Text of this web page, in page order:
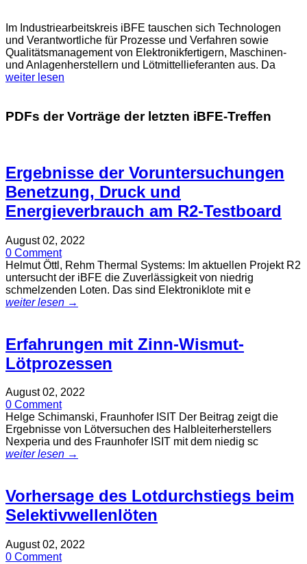
Im Industriearbeitskreis iBFE tauschen sich Technologen
und Verantwortliche für Prozesse und Verfahren sowie
Qualitätsmanagement von Elektronikfertigern, Maschinen-
und Anlagenherstellern und Lötmittellieferanten aus. Da
weiter lesen
PDFs der Vorträge der letzten iBFE-Treffen
Ergebnisse der Voruntersuchungen
Benetzung, Druck und
Energieverbrauch am R2-Testboard
August 02, 2022
0 Comment
Helmut Öttl, Rehm Thermal Systems: Im aktuellen Projekt R2
untersucht der iBFE die Zuverlässigkeit von niedrig
schmelzenden Loten. Das sind Elektroniklote mit e
weiter lesen →
Erfahrungen mit Zinn-Wismut-
Lötprozessen
August 02, 2022
0 Comment
Helge Schimanski, Fraunhofer ISIT Der Beitrag zeigt die
Ergebnisse von Lötversuchen des Halbleiterherstellers
Nexperia und des Fraunhofer ISIT mit dem niedig sc
weiter lesen →
Vorhersage des Lotdurchstiegs beim
Selektivwellenlöten
August 02, 2022
0 Comment